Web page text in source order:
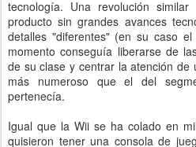
tecnología. Una revolución
producto sin grandes avances
detalles "diferentes" (en su caso
momento conseguía liberarse de
de su clase y centrar la atención de
más numeroso que el del
pertenecía.
Igual que la Wii se ha colado en
quisieron tener una consola de